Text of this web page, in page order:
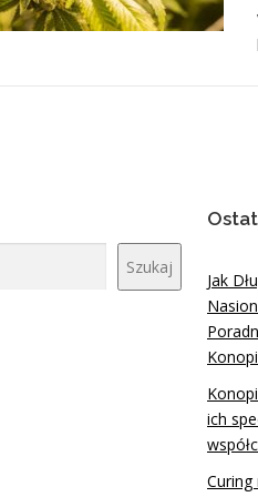
Szukaj
Jak
Konopi
ich